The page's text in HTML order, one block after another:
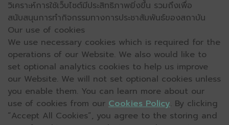
วิเคราะห์การใช้เว็บไซต์มีประสิทธิภาพยิ่งขึ้น รวมถึงเพื่อ
สนับสนุนการทำกิจกรรมทางการประชาสัมพันธ์ของสถาบัน
Our use of cookies
We use necessary cookies which is required for the
operations of our Website. We also would like to
set optional analytics cookies to help us improve
our Website. We will not set optional cookies unless
you enable them. You can learn more about our
use of cookies from our Cookies Policy. By clicking
“Accept All Cookies”, you agree to the storing and